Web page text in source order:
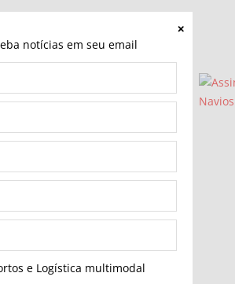
notícias em seu email
e Logística multimodal